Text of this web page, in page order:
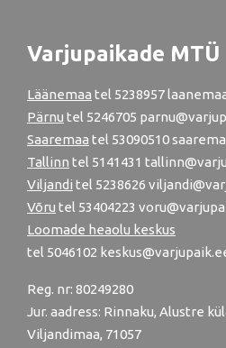
Varjupaikade MTÜ
Läänemaa tel 5238957
Pärnu tel 5246705
Saaremaa tel 53090510
Tallinn tel 5141431
Viljandi tel 5238626
Võru tel 53404223
Loomade heaolu keskus
tel 5046102
Reg. nr: 80249280
Jur. aadress: Rinnaku, Alustre
Viljandimaa, 71057